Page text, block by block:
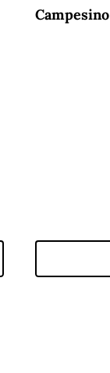
Campesino